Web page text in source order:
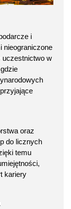
i
nieograniczone
uczestnictwo w
oraz
do licznych
temu
kariery